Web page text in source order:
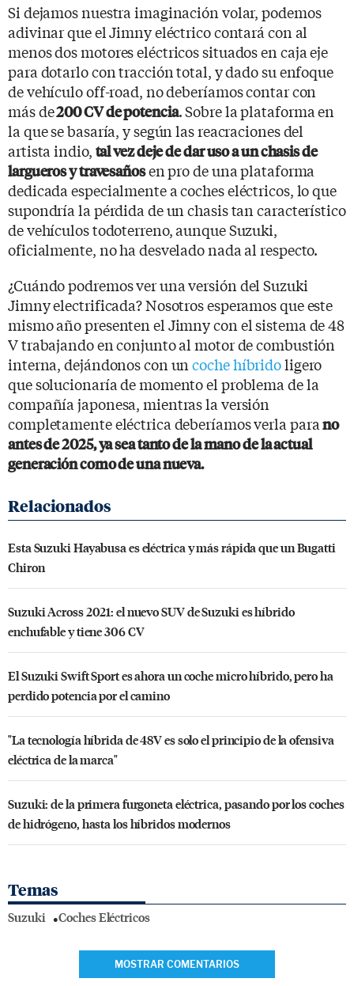
Si dejamos nuestra imaginación volar, podemos
adivinar que el Jimny eléctrico contará con al
menos dos motores eléctricos situados en caja eje
para dotarlo con tracción total, y dado su enfoque
de vehículo off-road, no deberíamos contar con
más de200 CV de potencia. Sobre la plataforma en
la que se basaría, y según las reacraciones del
artista indio, tal vez deje de dar uso a un chasis de
largueros y travesañosen pro de una plataforma
dedicada especialmente a coches eléctricos, lo que
supondría la pérdida de un chasis tan característico
de vehículos todoterreno, aunque Suzuki,
oficialmente, no ha desvelado nada al respecto.
¿Cuándo podremos ver una versión del Suzuki
Jimny electrificada? Nosotros esperamos que este
mismo año presenten el Jimny con el sistema de 48
V trabajando en conjunto al motor de combustión
interna, dejándonos con uncoche híbridoligero
que solucionaría de momento el problema de la
compañía japonesa, mientras la versión
completamente eléctrica deberíamos verla parano
antes de 2025, ya sea tanto de la mano de la actual
generación como de una nueva.
Esta Suzuki Hayabusa es eléctrica y más rápida que un Bugatti
Chiron
Suzuki Across 2021: el nuevo SUV de Suzuki es híbrido
enchufable y tiene 306 CV
El Suzuki Swift Sport es ahora un coche micro híbrido, pero ha
perdido potencia por el camino
"La tecnología híbrida de 48V es solo el principio de la ofensiva
eléctrica de la marca"
Suzuki: de la primera furgoneta eléctrica, pasando por los coches
de hidrógeno, hasta los híbridos modernos
Temas
Suzuki Coches Eléctricos
MOSTRAR COMENTARIOS